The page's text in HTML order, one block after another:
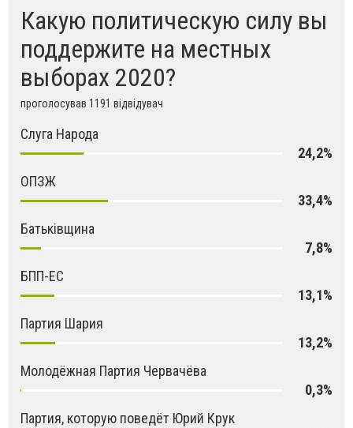
Какую политическую силу вы
поддержите на местных
выборах 2020?
проголосував 1191 відвідувач
Слуга Народа
24,2%
ОПЗЖ
33,4%
Батьківщина
7,8%
БПП-ЕС
13,1%
Партия Шария
13,2%
Молодёжная Партия Червачёва
0,3%
Партия, которую поведёт Юрий Крук